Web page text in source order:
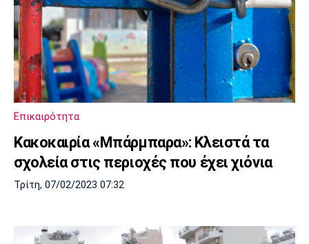
Επικαιρότητα
Κακοκαιρία «Μπάρμπαρα»: Κλειστά τα
σχολεία στις περιοχές που έχει χιόνια
Τρίτη, 07/02/2023 07:32